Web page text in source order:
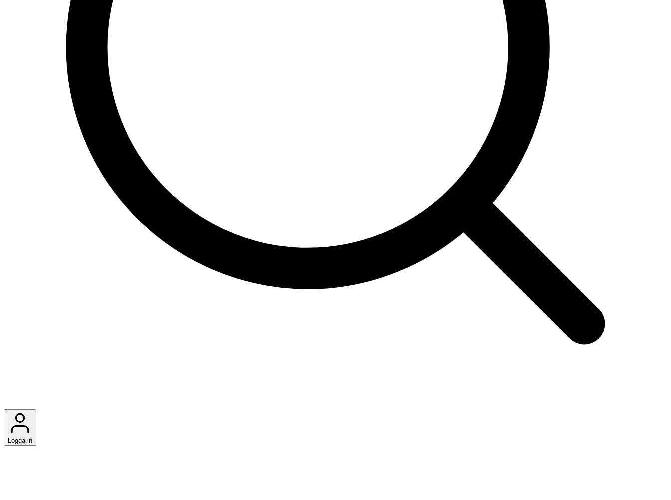
Logga in